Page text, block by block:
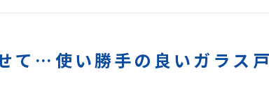
て…使い勝手の良いガラス